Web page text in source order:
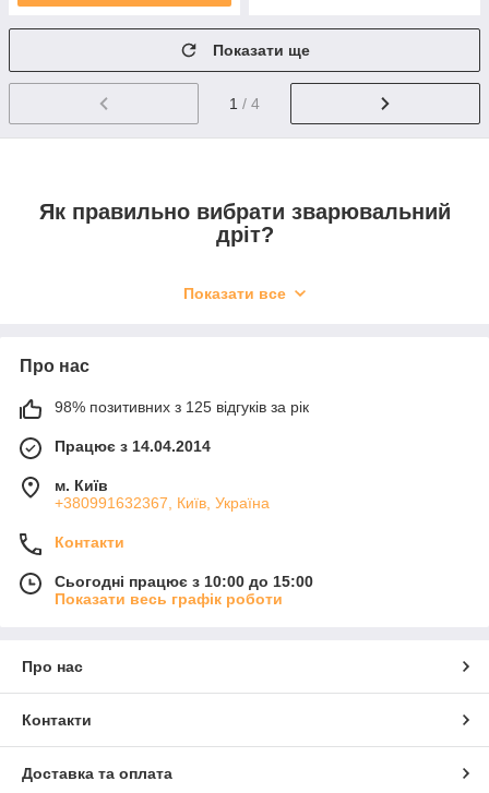
Показати ще
1 / 4
Як правильно вибрати зварювальний
дріт?
08Х18Н10Т
12Х18Н10Т
12Х18Н9Т
12Х18Н9ТЛ
08Х22Н6Т
08Х18Г8Н2Т
Св-04Х19Н9
Показати все
Про нас
98% позитивних з 125 відгуків за рік
Працює з 14.04.2014
м. Київ
+380991632367, Київ, Україна
Контакти
Сьогодні працює з 10:00 до 15:00
Показати весь графік роботи
Про нас
Контакти
Доставка та оплата